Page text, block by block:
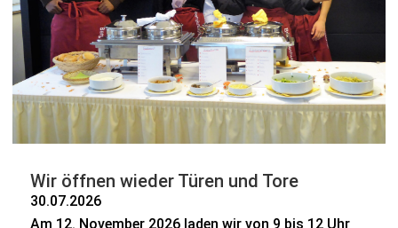
Wir öffnen wieder Türen und Tore
30.07.2026
Am 12. November 2026 laden wir von 9 bis 12 Uhr